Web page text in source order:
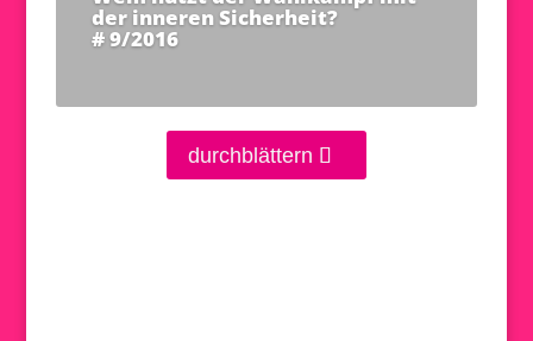
der inneren Sicherheit?
# 9/2016
durchblättern